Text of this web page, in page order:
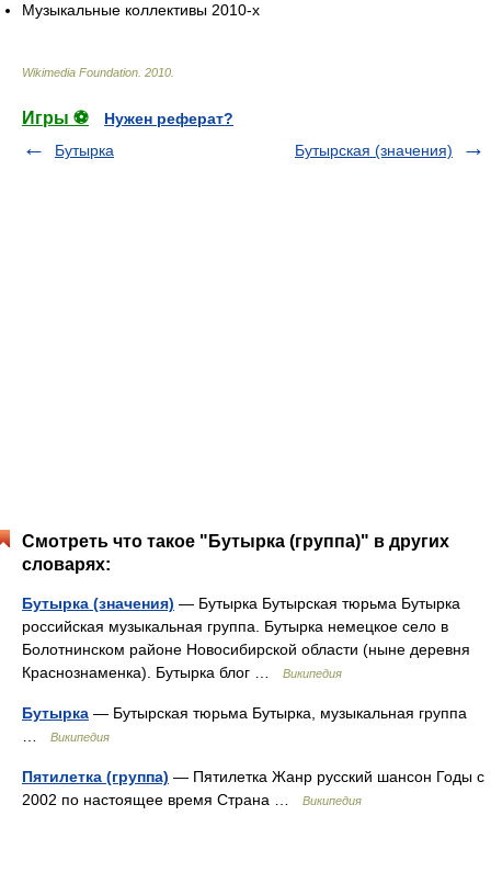
Музыкальные коллективы 2010-х
Wikimedia Foundation 2010
Игры ⚽
Нужен реферат?
Бутырка
Бутырская (значения)
Смотреть что такое "Бутырка (группа)" в других
словарях:
Бутырка (значения) — Бутырка Бутырская тюрьма Бутырка
российская музыкальная группа. Бутырка немецкое село в
Болотнинском районе Новосибирской области (ныне деревня
Краснознаменка). Бутырка блог …
Википедия
Бутырка — Бутырская тюрьма Бутырка, музыкальная группа
…
Википедия
Пятилетка (группа) — Пятилетка Жанр русский шансон Годы с
2002 по настоящее время Страна …
Википедия